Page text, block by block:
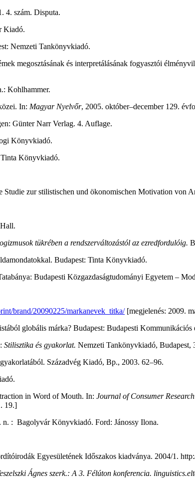
4. szám. Disputa.
Kiadó.
Nemzeti Tankönyvkiadó.
megosztásának és interpretálásának fogyasztói
Kohlhammer.
In: Magyar Nyelvőr, 2005. október–december 129.
Günter Narr Verlag. 4. Auflage.
Könyvkiadó.
Könyvkiadó.
Studie zur stilistischen und ökonomischen Motivation von
tükrében a rendszerváltozástól az ezredfordulóig.
Budapest: Tinta Könyvkiadó.
Budapesti Közgazdaságtudományi Egyetem –
brand/20090225/markanevek_titka/[megjelenés: 2009.
globális márka? Budapest: Budapesti Kommunikációs
Stilisztika és gyakorlat. Nemzeti Tankönyvkiadó, Budapest,
Századvég Kiadó, Bp., 2003. 62–96.
in Word of Mouth. In: Journal of Consumer Research
19.]
n. : Bagolyvár Könyvkiadó. Ford: Jánossy Ilona.
Egyesületének Időszakos kiadványa. 2004/1.
Ágnes szerk.: A 3. Félúton konferencia.